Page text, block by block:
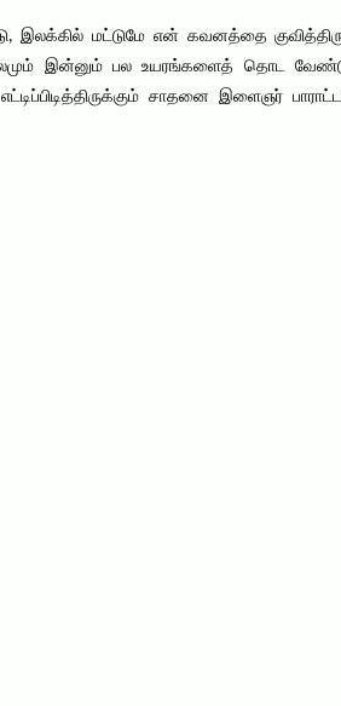
மட்டுமே என் கவனத்தை
இன்னும் பல உயரங்களைத் தொட
சாதனை இளைஞர்